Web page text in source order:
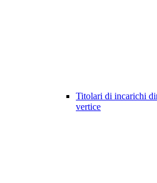
Titolari di incarichi
vertice